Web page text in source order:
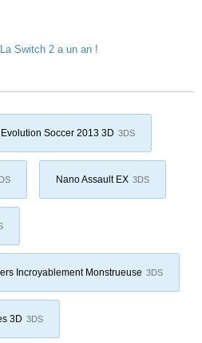
Switch 2 a un an !
Evolution Soccer 2013 3D 3DS
Nano Assault EX 3DS
Incroyablement Monstrueuse 3DS
3D 3DS